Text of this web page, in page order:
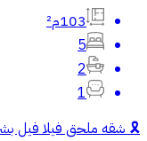
103م²
5
2
1
🎗️ شقه ملحق فيلا فيل